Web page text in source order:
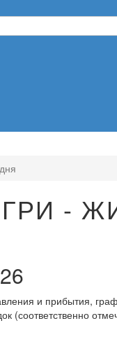
-
и прибытия,
(соответственно